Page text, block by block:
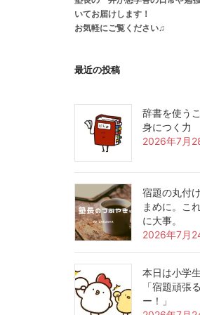
いてお届けします！
お気軽にご覧ください♫
最近の投稿
辞書を使う
身につく力
2026年7月
宿題の丸付
まめに。こ
に大事。
2026年7月
本日は小学
「宿題頑張
ー！」